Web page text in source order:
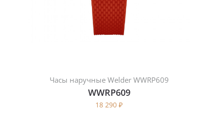
Часы наручные Welder WWRP609
WWRP609
18 290 ₽